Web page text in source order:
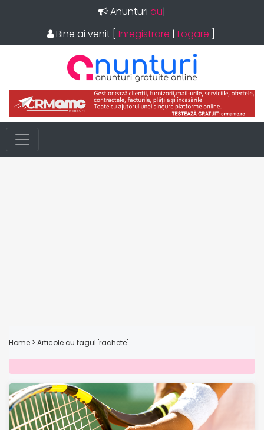
Anunturiim|
Bine ai venit
Inregistrare | Logare
Home > Articole cu tagul 'rachete'